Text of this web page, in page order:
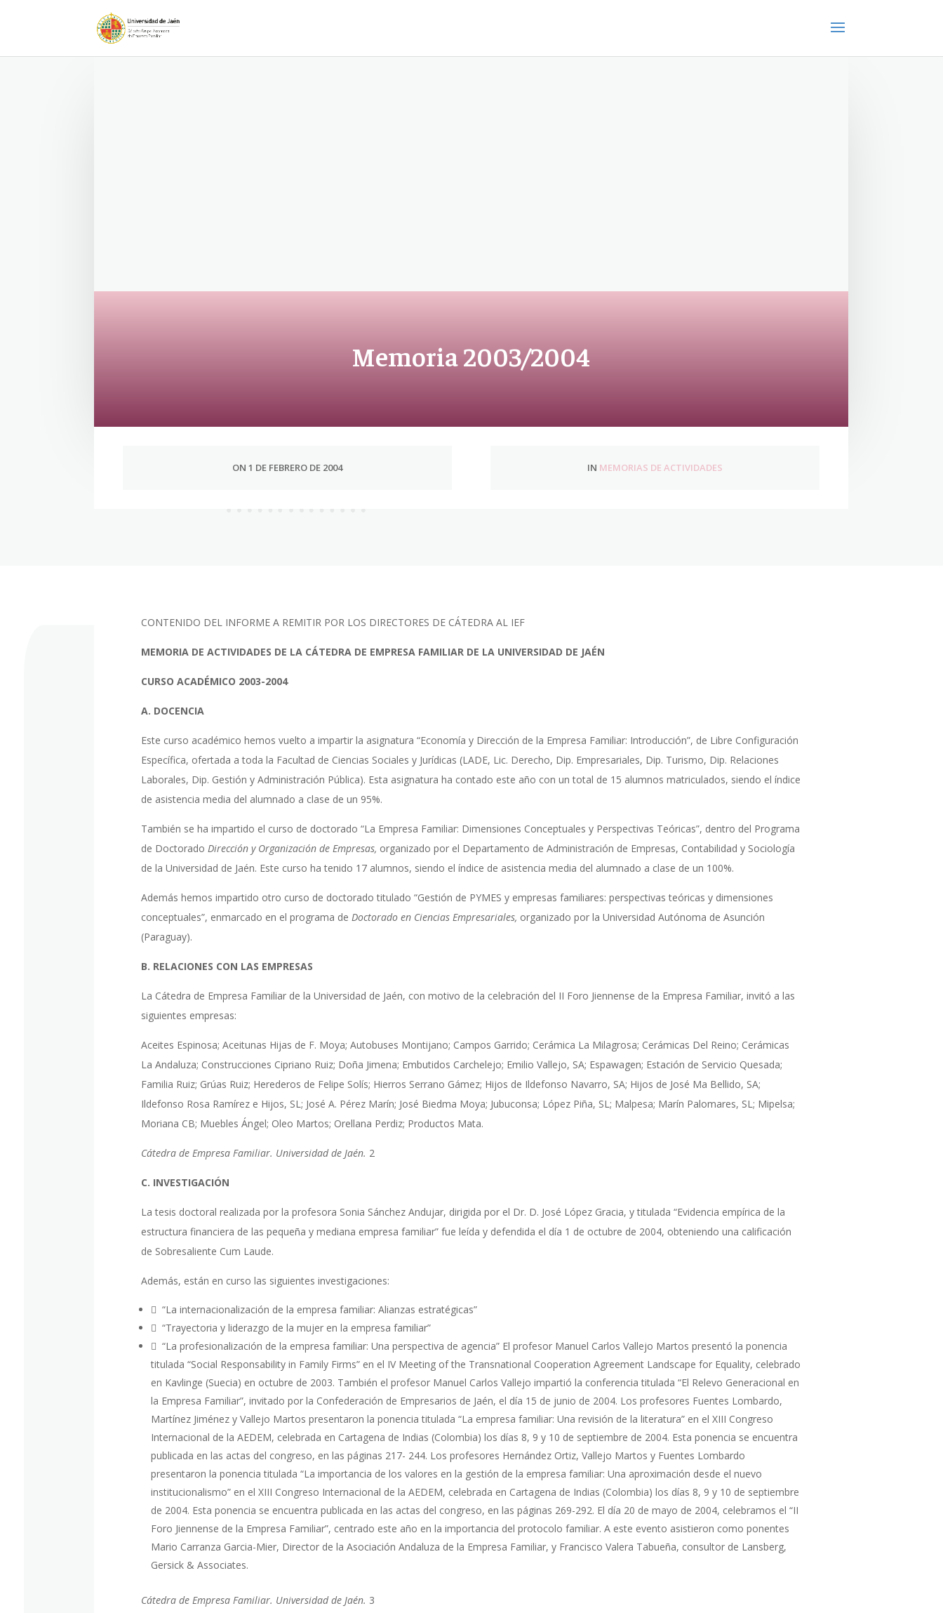
Memoria 2003/2004
ON 1 DE FEBRERO DE 2004 IN MEMORIAS DE ACTIVIDADES
CONTENIDO DEL INFORME A REMITIR POR LOS DIRECTORES DE CÁTEDRA AL IEF
MEMORIA DE ACTIVIDADES DE LA CÁTEDRA DE EMPRESA FAMILIAR DE LA UNIVERSIDAD DE JAÉN
CURSO ACADÉMICO 2003-2004
A. DOCENCIA
Este curso académico hemos vuelto a impartir la asignatura “Economía y Dirección de la Empresa Familiar: Introducción”, de Libre Configuración
Específica, ofertada a toda la Facultad de Ciencias Sociales y Jurídicas (LADE, Lic. Derecho, Dip. Empresariales, Dip. Turismo, Dip. Relaciones
Laborales, Dip. Gestión y Administración Pública). Esta asignatura ha contado este año con un total de 15 alumnos matriculados, siendo el índice
de asistencia media del alumnado a clase de un 95%.
También se ha impartido el curso de doctorado “La Empresa Familiar: Dimensiones Conceptuales y Perspectivas Teóricas”, dentro del Programa
de DoctoradoDirección y Organización de Empresas, organizado por el Departamento de Administración de Empresas, Contabilidad y Sociología
de la Universidad de Jaén. Este curso ha tenido 17 alumnos, siendo el índice de asistencia media del alumnado a clase de un 100%.
Además hemos impartido otro curso de doctorado titulado “Gestión de PYMES y empresas familiares: perspectivas teóricas y dimensiones
conceptuales”, enmarcado en el programa deDoctorado en Ciencias Empresariales, organizado por la Universidad Autónoma de Asunción
(Paraguay).
B. RELACIONES CON LAS EMPRESAS
La Cátedra de Empresa Familiar de la Universidad de Jaén, con motivo de la celebración del II Foro Jiennense de la Empresa Familiar, invitó a las
siguientes empresas:
Aceites Espinosa; Aceitunas Hijas de F. Moya; Autobuses Montijano; Campos Garrido; Cerámica La Milagrosa; Cerámicas Del Reino; Cerámicas
La Andaluza; Construcciones Cipriano Ruiz; Doña Jimena; Embutidos Carchelejo; Emilio Vallejo, SA; Espawagen; Estación de Servicio Quesada;
Familia Ruiz; Grúas Ruiz; Herederos de Felipe Solís; Hierros Serrano Gámez; Hijos de Ildefonso Navarro, SA; Hijos de José Ma Bellido, SA;
Ildefonso Rosa Ramírez e Hijos, SL; José A. Pérez Marín; José Biedma Moya; Jubuconsa; López Piña, SL; Malpesa; Marín Palomares, SL; Mipelsa;
Moriana CB; Muebles Ángel; Oleo Martos; Orellana Perdiz; Productos Mata.
Cátedra de Empresa Familiar. Universidad de Jaén. 2
C. INVESTIGACIÓN
La tesis doctoral realizada por la profesora Sonia Sánchez Andujar, dirigida por el Dr. D. José López Gracia, y titulada “Evidencia empírica de la
estructura financiera de las pequeña y mediana empresa familiar” fue leída y defendida el día 1 de octubre de 2004, obteniendo una calificación
de Sobresaliente Cum Laude.
Además, están en curso las siguientes investigaciones:
 “La internacionalización de la empresa familiar: Alianzas estratégicas”
 “Trayectoria y liderazgo de la mujer en la empresa familiar”
 “La profesionalización de la empresa familiar: Una perspectiva de agencia” El profesor Manuel Carlos Vallejo Martos presentó la ponencia
titulada “Social Responsability in Family Firms” en el IV Meeting of the Transnational Cooperation Agreement Landscape for Equality, celebrado
en Kavlinge (Suecia) en octubre de 2003. También el profesor Manuel Carlos Vallejo impartió la conferencia titulada “El Relevo Generacional en
la Empresa Familiar”, invitado por la Confederación de Empresarios de Jaén, el día 15 de junio de 2004. Los profesores Fuentes Lombardo,
Martínez Jiménez y Vallejo Martos presentaron la ponencia titulada “La empresa familiar: Una revisión de la literatura” en el XIII Congreso
Internacional de la AEDEM, celebrada en Cartagena de Indias (Colombia) los días 8, 9 y 10 de septiembre de 2004. Esta ponencia se encuentra
publicada en las actas del congreso, en las páginas 217- 244. Los profesores Hernández Ortiz, Vallejo Martos y Fuentes Lombardo
presentaron la ponencia titulada “La importancia de los valores en la gestión de la empresa familiar: Una aproximación desde el nuevo
institucionalismo” en el XIII Congreso Internacional de la AEDEM, celebrada en Cartagena de Indias (Colombia) los días 8, 9 y 10 de septiembre
de 2004. Esta ponencia se encuentra publicada en las actas del congreso, en las páginas 269-292. El día 20 de mayo de 2004, celebramos el “II
Foro Jiennense de la Empresa Familiar”, centrado este año en la importancia del protocolo familiar. A este evento asistieron como ponentes
Mario Carranza Garcia-Mier, Director de la Asociación Andaluza de la Empresa Familiar, y Francisco Valera Tabueña, consultor de Lansberg,
Gersick & Associates.
Cátedra de Empresa Familiar. Universidad de Jaén. 3